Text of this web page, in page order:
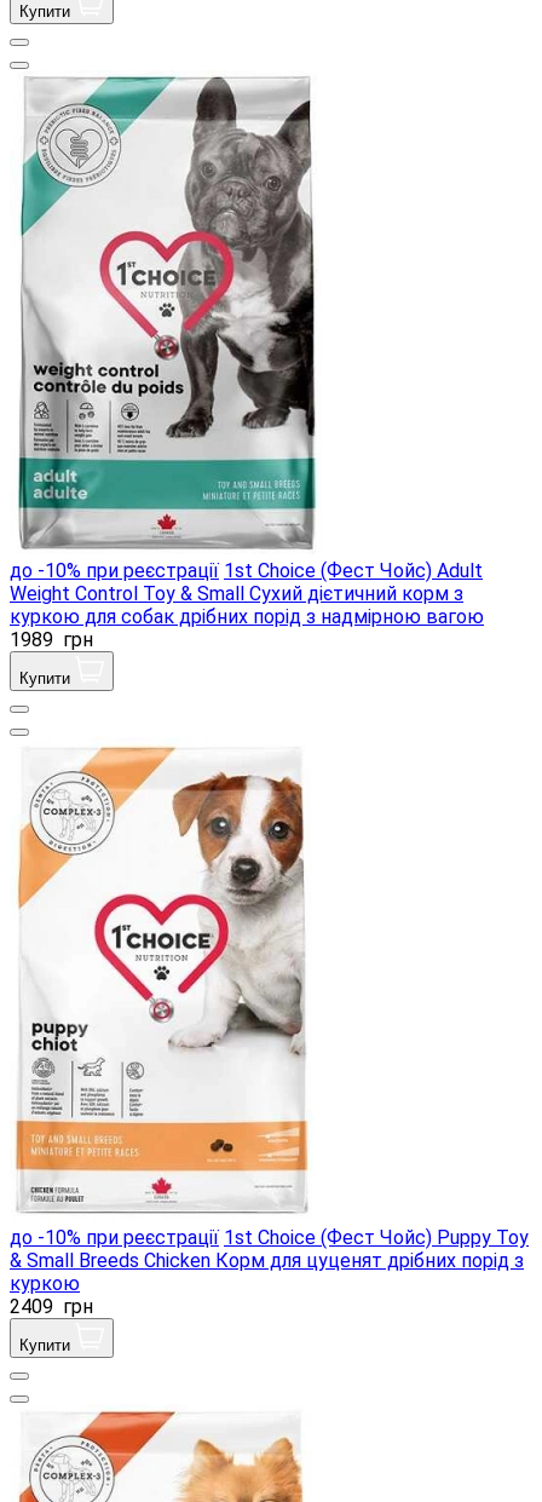
Купити
до -10% при реєстрації 1st Choice (Фест Чойс) Adult
Weight Control Toy & Small Сухий дієтичний корм з
куркою для собак дрібних порід з надмірною вагою
1989 грн
Купити
до -10% при реєстрації 1st Choice (Фест Чойс) Puppy Toy
& Small Breeds Chicken Корм ​​для цуценят дрібних порід з
куркою
2409 грн
Купити